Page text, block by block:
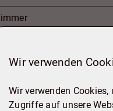
Wir verwenden
Wir verwenden
Zugriffe auf unsere